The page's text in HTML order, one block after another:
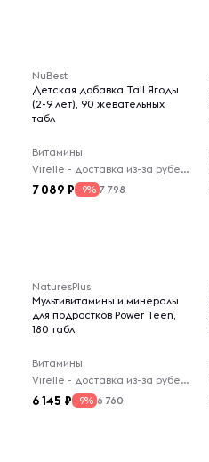
NuBest
Детская добавка Tall Ягоды
(2-9 лет), 90 жевательных
табл
Витамины
Virelle - доставка из-за рубежа
7 089 -9% 7 798
NaturesPlus
Мультивитамины и минералы
для подростков Power Teen,
180 табл
Витамины
Virelle - доставка из-за рубежа
6 145 -9% 6 760